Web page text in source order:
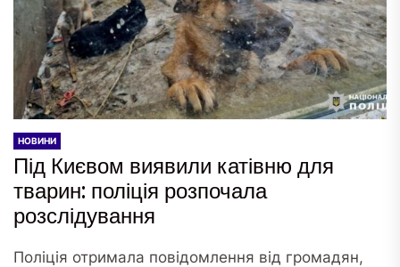
НОВИНИ
Під Києвом виявили катівню для
тварин: поліція розпочала
розслідування
Поліція отримала повідомлення від громадян,